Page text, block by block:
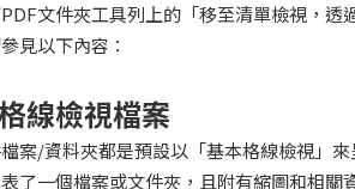
文件夾工具列上的「移至清單檢視，透
見以下內容：
線檢視檔案
案/資料夾都是預設以「基本格線檢視」
了一個檔案或文件夾，且附有縮圖和相關